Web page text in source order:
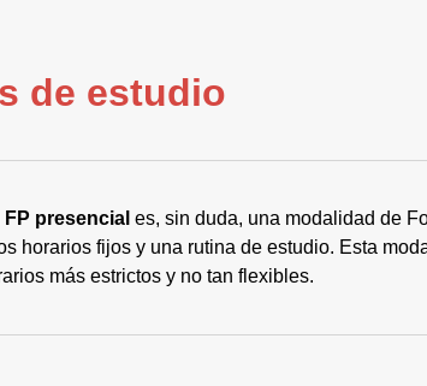
de estudio
FP presencial es, sin duda, una modalidad de
horarios fijos y una rutina de estudio. Esta
más estrictos y no tan flexibles.